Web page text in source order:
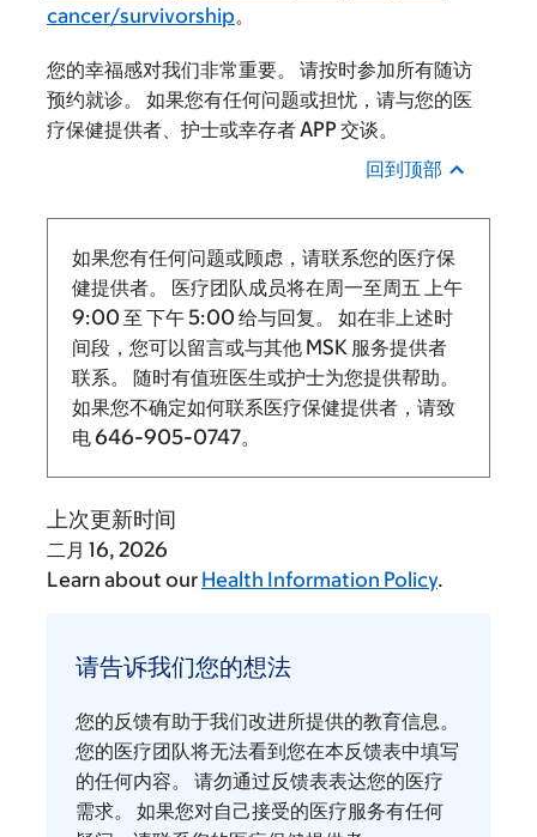
cancer/survivorship。
您的幸福感对我们非常重要。 请按时参加所有随访
预约就诊。 如果您有任何问题或担忧，请与您的医
疗保健提供者、护士或幸存者 APP 交谈。
回到顶部
如果您有任何问题或顾虑，请联系您的医疗保
健提供者。 医疗团队成员将在周一至周五 上午
9:00 至 下午 5:00 给与回复。
如在非上述时
间段，您可以留言或与其他 MSK 服务提供者
联系。 随时有值班医生或护士为您提供帮助。
如果您不确定如何联系医疗保健提供者，请致
电646-905-0747。
上次更新时间
二月 16, 2026
Learn about our Health Information Policy.
告
我
们
您
的
请告诉我们您的想法
您的反馈有助于我们改进所提供的教育信息。
您的医疗团队将无法看到您在本反馈表中填写
的任何内容。 请勿通过反馈表表达您的医疗
需求。 如果您对自己接受的医疗服务有任何